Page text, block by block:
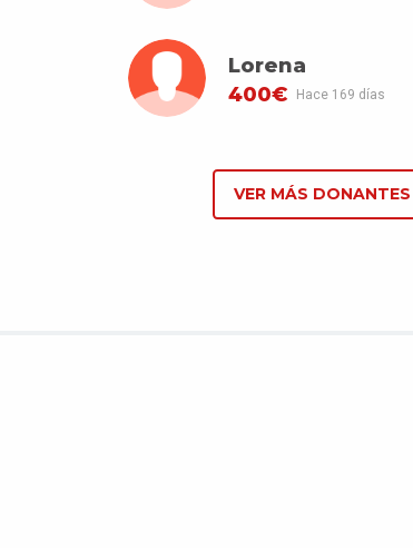
Lorena
400€
Hace 169 días
VER MÁS DONANTES